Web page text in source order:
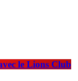
le Lions Club